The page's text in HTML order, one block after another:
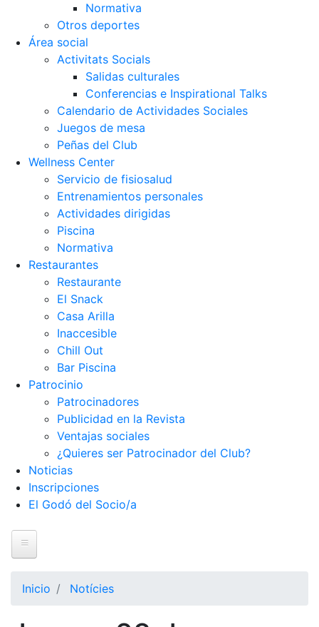
Normativa
Otros deportes
Área social
Activitats Socials
Salidas culturales
Conferencias e Inspirational Talks
Calendario de Actividades Sociales
Juegos de mesa
Peñas del Club
Wellness Center
Servicio de fisiosalud
Entrenamientos personales
Actividades dirigidas
Piscina
Normativa
Restaurantes
Restaurante
El Snack
Casa Arilla
Inaccesible
Chill Out
Bar Piscina
Patrocinio
Patrocinadores
Publicidad en la Revista
Ventajas sociales
¿Quieres ser Patrocinador del Club?
Noticias
Inscripciones
El Godó del Socio/a
Inicio Notícies